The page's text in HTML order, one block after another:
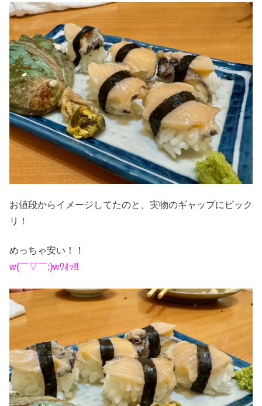
お値段からイメージしてたのと、実物のギャップにビック
リ！
めっちゃ安い！！
w(￣▽￣;)wﾜｵｯ!!